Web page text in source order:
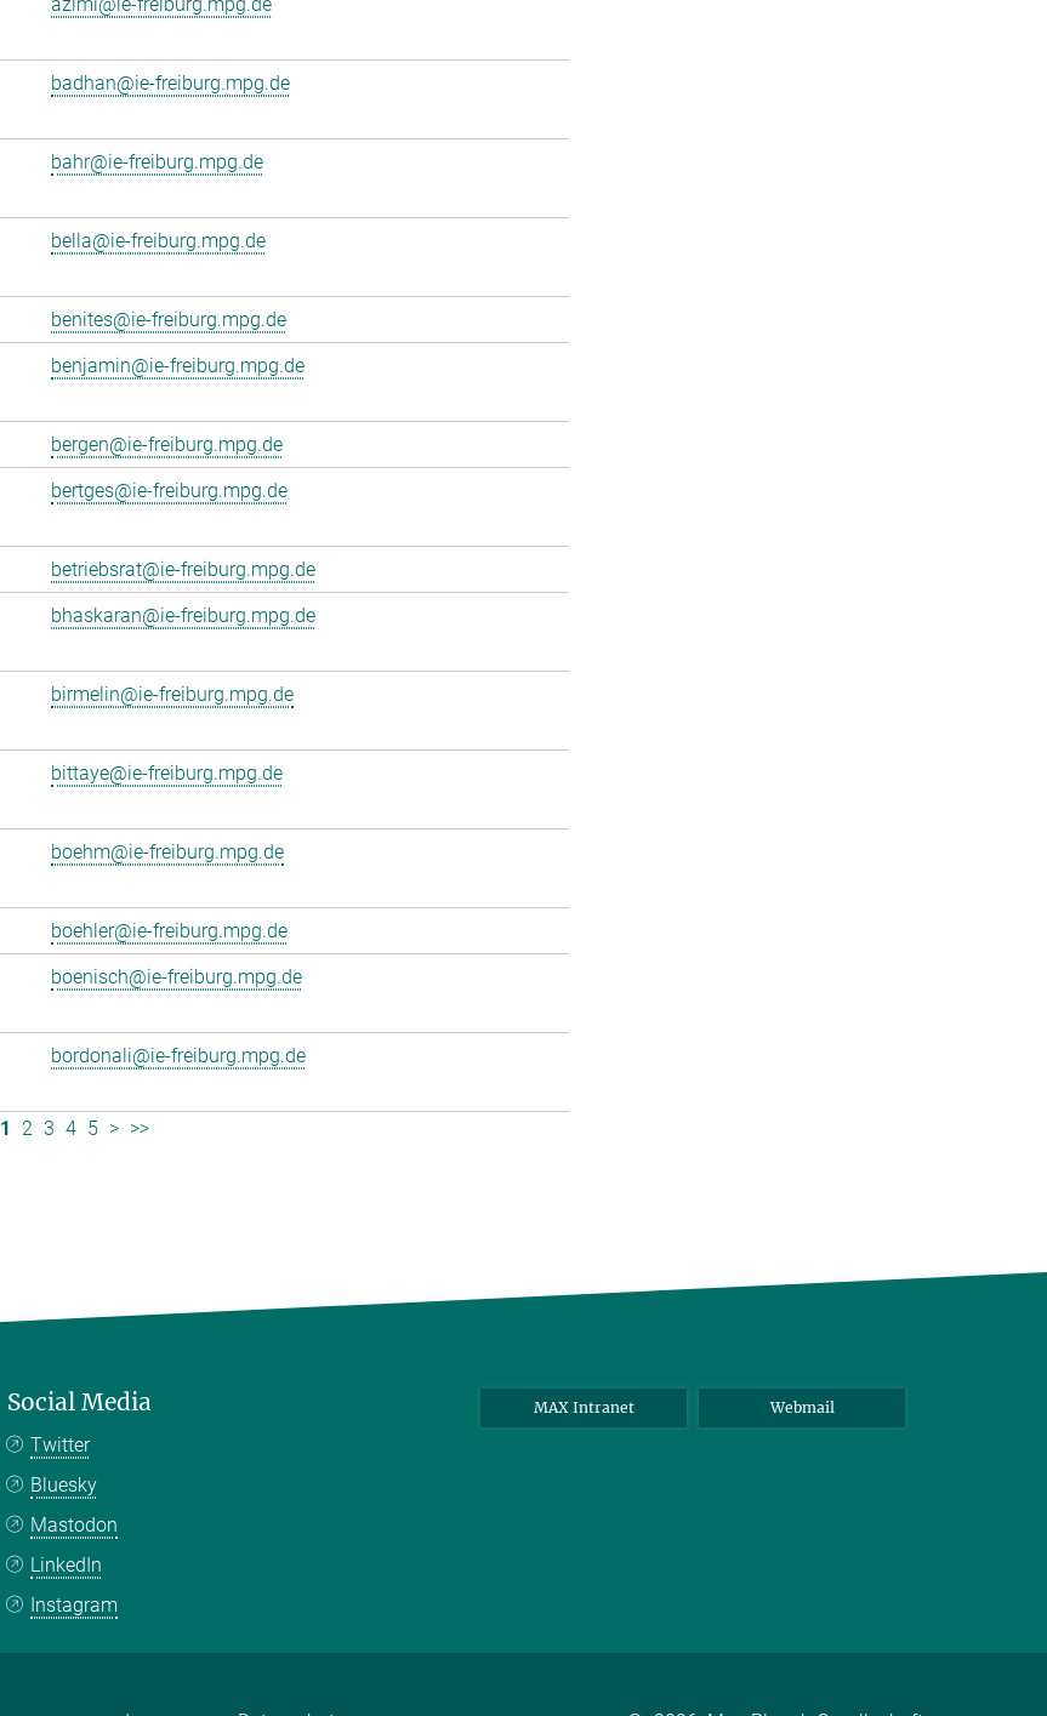
badhan@ie-freiburg.mpg.de
bahr@ie-freiburg.mpg.de
bella@ie-freiburg.mpg.de
benites@ie-freiburg.mpg.de
benjamin@ie-freiburg.mpg.de
bergen@ie-freiburg.mpg.de
bertges@ie-freiburg.mpg.de
betriebsrat@ie-freiburg.mpg.de
bhaskaran@ie-freiburg.mpg.de
birmelin@ie-freiburg.mpg.de
bittaye@ie-freiburg.mpg.de
boehm@ie-freiburg.mpg.de
boehler@ie-freiburg.mpg.de
boenisch@ie-freiburg.mpg.de
bordonali@ie-freiburg.mpg.de
1 2 3 4 5 > >>
Social Media
Twitter
Bluesky
Mastodon
LinkedIn
Instagram
MAX Intranet Webmail